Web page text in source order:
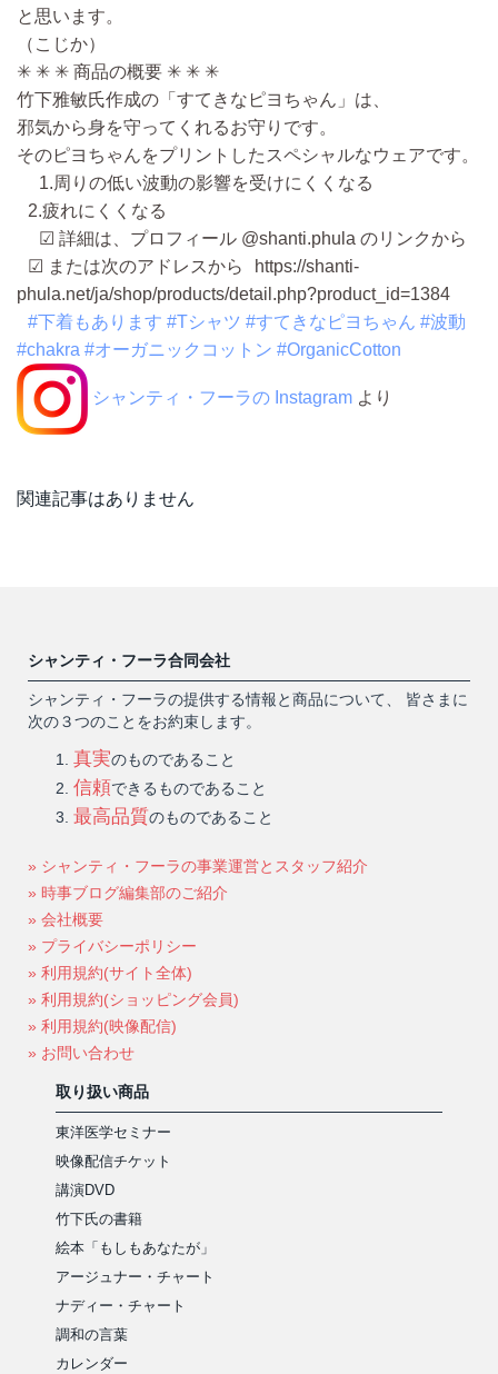
と思います。
（こじか）
✳ ✳ ✳ 商品の概要 ✳ ✳ ✳
竹下雅敏氏作成の「すてきなピヨちゃん」は、
邪気から身を守ってくれるお守りです。
そのピヨちゃんをプリントしたスペシャルなウェアです。
1.周りの低い波動の影響を受けにくくなる
2.疲れにくくなる
☑ 詳細は、プロフィール @shanti.phula のリンクから
☑ または次のアドレスから https://shanti-
phula.net/ja/shop/products/detail.php?product_id=1384
#下着もあります #Tシャツ #すてきなピヨちゃん #波動
#chakra #オーガニックコットン #OrganicCotton
シャンティ・フーラの Instagram より
関連記事はありません
シャンティ・フーラ合同会社
シャンティ・フーラの提供する情報と商品について、 皆さまに
次の３つのことをお約束します。
真実のものであること
信頼できるものであること
最高品質のものであること
» シャンティ・フーラの事業運営とスタッフ紹介
» 時事ブログ編集部のご紹介
» 会社概要
» プライバシーポリシー
» 利用規約(サイト全体)
» 利用規約(ショッピング会員)
» 利用規約(映像配信)
» お問い合わせ
取り扱い商品
東洋医学セミナー
映像配信チケット
講演DVD
竹下氏の書籍
絵本「もしもあなたが」
アージュナー・チャート
ナディー・チャート
調和の言葉
カレンダー